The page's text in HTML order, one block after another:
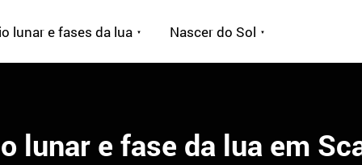
lunar e fases da lua Nascer do Sol
lunar e fase da lua em